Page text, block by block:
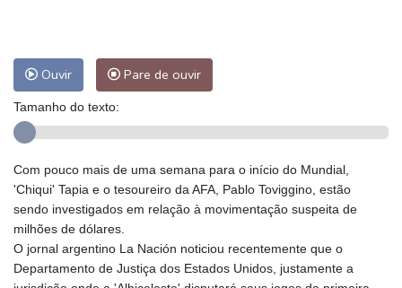
Ouvir Pare de ouvir
Tamanho do texto:
Com pouco mais de uma semana para o início do Mundial,
'Chiqui' Tapia e o tesoureiro da AFA, Pablo Toviggino, estão
sendo investigados em relação à movimentação suspeita de
milhões de dólares.
O jornal argentino La Nación noticiou recentemente que o
Departamento de Justiça dos Estados Unidos, justamente a